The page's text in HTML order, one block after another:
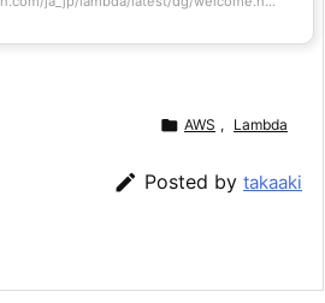
 AWS , Lambda
 Posted by takaaki